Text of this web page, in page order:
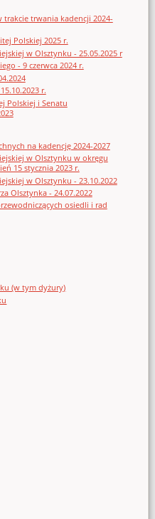
trakcie trwania kadencji 2024-
Polskiej 2025 r.
w Olsztynku - 25.05.2025 r
- 9 czerwca 2024 r.
r.
Polskiej i Senatu
na kadencję 2024-2027
w Olsztynku w okręgu
15 stycznia 2023 r.
w Olsztynku - 23.10.2022
Olsztynka - 24.07.2022
osiedli i rad
(w tym dyżury)